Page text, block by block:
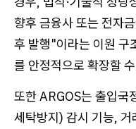
향후 금융사 또는 전자
후 발행"이라는 이원 구
를 안정적으로 확장할
또한 ARGOS는 출입국
세탁방지) 감시 기능,